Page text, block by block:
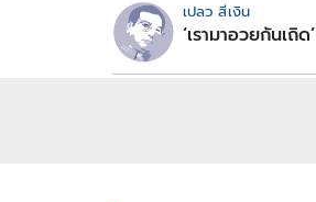
เปลว สีเงิน
‘เรามาอวยกันเถิด’